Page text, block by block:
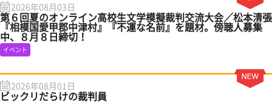
2026年08月03日
第６回夏のオンライン高校生文学模擬裁判交流大会／松本清張
『相模国愛甲郡中津村』『不運な名前』を題材。傍聴人募集
中、８月８日締切！
イベント
2026年08月01日
ビックリだらけの裁判員